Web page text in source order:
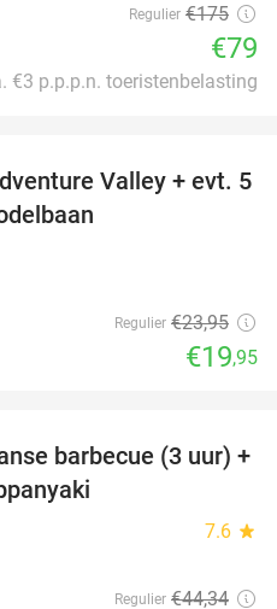
Regulier €175
€79
€3 p.p.p.n. toeristenbelasting
17%
Valley + evt. 5
Regulier €23,95
€19,95
21%
barbecue (3 uur) +
7.6 star
Regulier €44,34